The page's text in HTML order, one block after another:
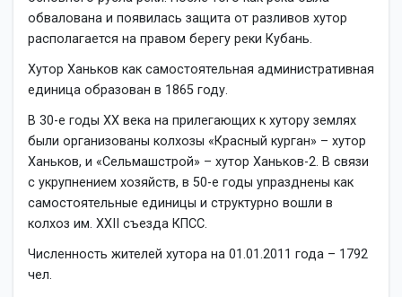
обвалована и появилась защита от разливов хутор
располагается на правом берегу реки Кубань.
Хутор Ханьков как самостоятельная административная
единица образован в 1865 году.
В 30-е годы XX века на прилегающих к хутору землях
были организованы колхозы «Красный курган» – хутор
Ханьков, и «Сельмашстрой» – хутор Ханьков-2. В связи
с укрупнением хозяйств, в 50-е годы упразднены как
самостоятельные единицы и структурно вошли в
колхоз им. XXII съезда КПСС.
Численность жителей хутора на 01.01.2011 года – 1792
чел.